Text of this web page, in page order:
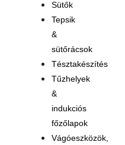
Sütők
Tepsik
&
sütőrácsok
Tésztakészítés
Tűzhelyek
&
indukciós
főzőlapok
Vágóeszközök,